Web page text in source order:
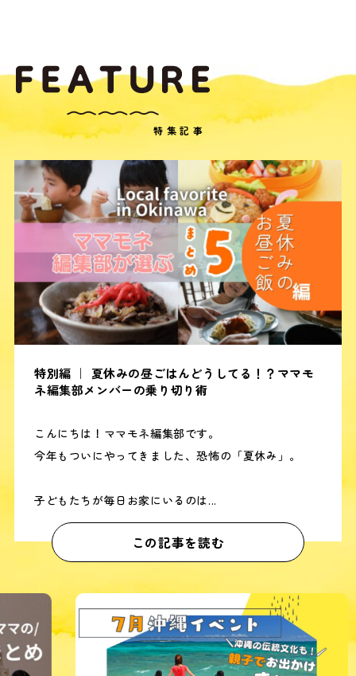
特集記事
特別編 ｜ 夏休みの昼ごはんどうしてる！？ママモ
ネ編集部メンバーの乗り切り術
こんにちは！ママモネ編集部です。
今年もついにやってきました、恐怖の「夏休み」。
子どもたちが毎日お家にいるのは...
この記事を読む